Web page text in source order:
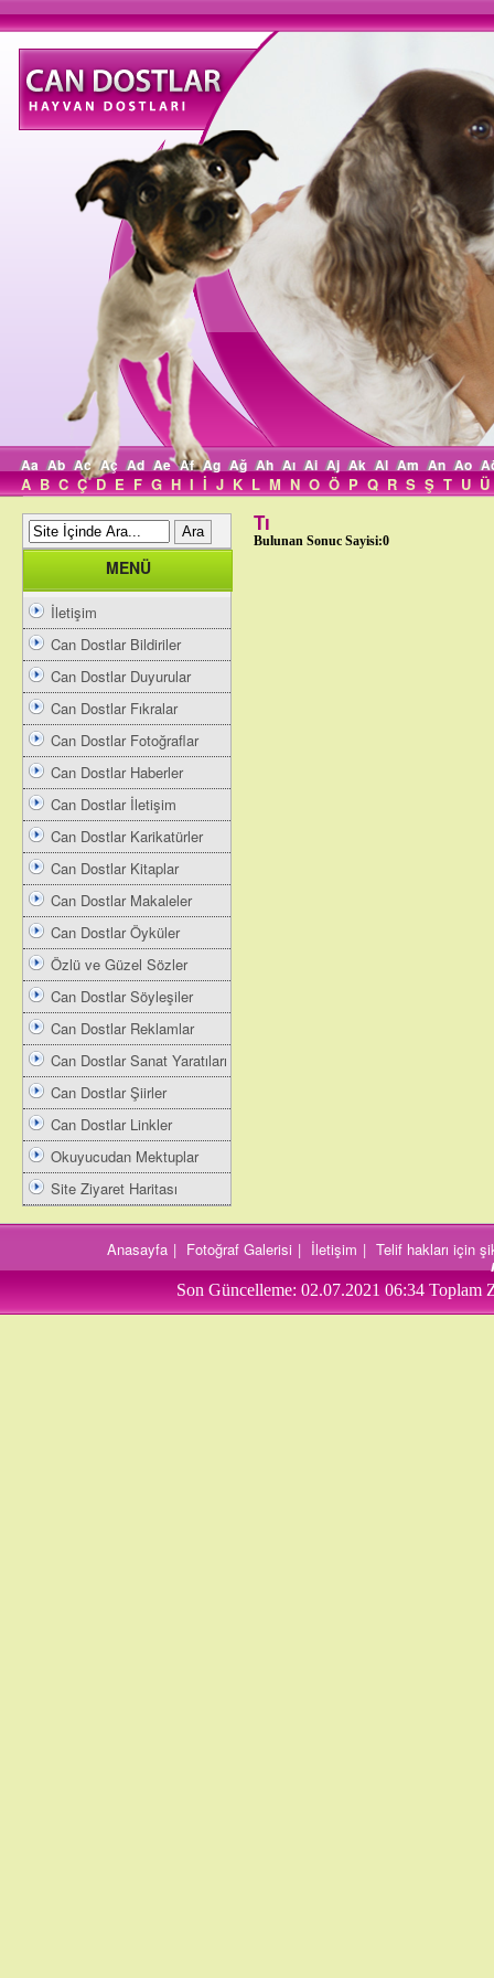
Aa Ab Ac Aç Ad Ae Af Ag Ağ Ah Aı Ai Aj Ak Al Am An Ao
A B C Ç D E F G H I İ J K L M N O Ö P Q R S Ş T U Ü
MENÜ
İletişim
Can Dostlar Bildiriler
Can Dostlar Duyurular
Can Dostlar Fıkralar
Can Dostlar Fotoğraflar
Can Dostlar Haberler
Can Dostlar İletişim
Can Dostlar Karikatürler
Can Dostlar Kitaplar
Can Dostlar Makaleler
Can Dostlar Öyküler
Özlü ve Güzel Sözler
Can Dostlar Söyleşiler
Can Dostlar Reklamlar
Can Dostlar Sanat Yaratıları
Can Dostlar Şiirler
Can Dostlar Linkler
Okuyucudan Mektuplar
Site Ziyaret Haritası
Tı
Bulunan Sonuc Sayisi:0
Anasayfa | Fotoğraf Galerisi | İletişim | Telif hakları için
Son Güncelleme: 02.07.2021 06:34 Toplam